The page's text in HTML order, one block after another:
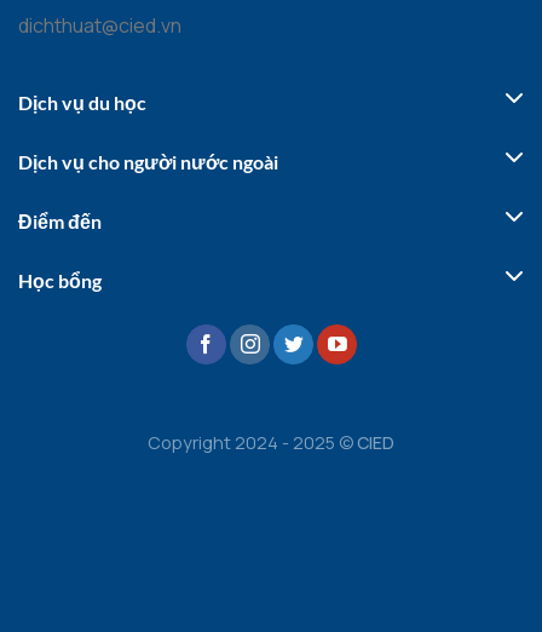
dichthuat@cied.vn
Dịch vụ du học
Dịch vụ cho người nước ngoài
Điểm đến
Học bổng
Copyright 2024 - 2025 ©CIED